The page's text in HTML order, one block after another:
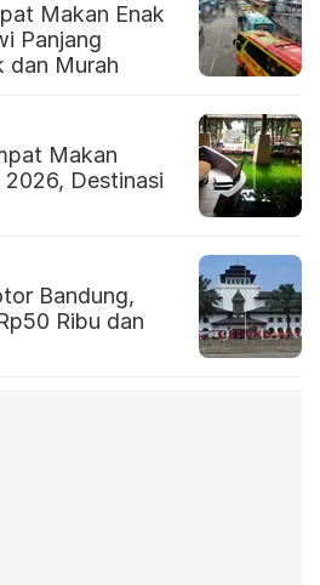
Makan Enak
Panjang
dan Murah
Makan
2026, Destinasi
Bandung,
Ribu dan